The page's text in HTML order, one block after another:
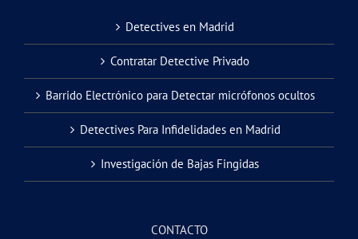
Detectives en Madrid
Contratar Detective Privado
Barrido Electrónico para Detectar micrófonos ocultos
Detectives Para Infidelidades en Madrid
Investigación de Bajas Fingidas
CONTACTO